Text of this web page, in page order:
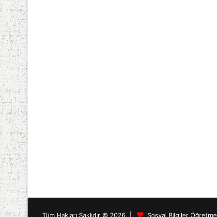
Tüm Hakları Saklıdır © 2026 | Sosyal Bilgiler